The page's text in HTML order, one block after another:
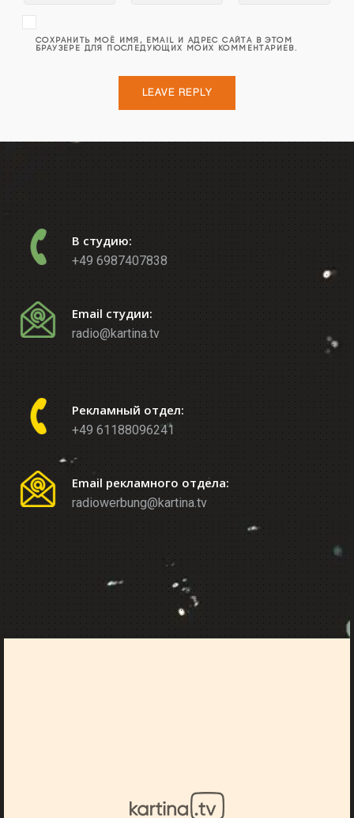
СОХРАНИТЬ МОЁ ИМЯ, EMAIL И АДРЕС САЙТА В ЭТОМ
БРАУЗЕРЕ ДЛЯ ПОСЛЕДУЮЩИХ МОИХ КОММЕНТАРИЕВ.
В студию:
+49 6987407838
Email студии:
radio@kartina.tv
Рекламный отдел:
+49 61188096241
Email рекламного отдела:
radiowerbung@kartina.tv